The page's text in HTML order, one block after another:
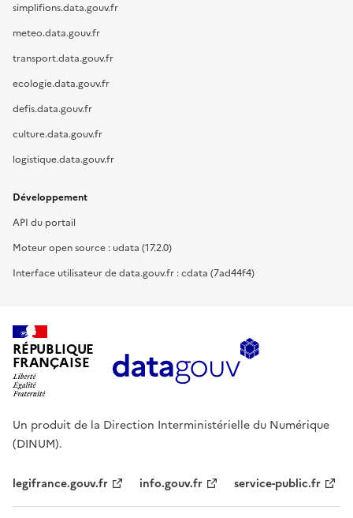
simplifions.data.gouv.fr
meteo.data.gouv.fr
transport.data.gouv.fr
ecologie.data.gouv.fr
defis.data.gouv.fr
culture.data.gouv.fr
logistique.data.gouv.fr
Développement
API du portail
Moteur open source : udata (17.2.0)
Interface utilisateur de data.gouv.fr : cdata (7ad44f4)
RÉPUBLIQUE
FRANÇAISE
Un produit de la Direction Interministérielle du Numérique
(DINUM).
legifrance.gouv.fr info.gouv.fr service-public.fr